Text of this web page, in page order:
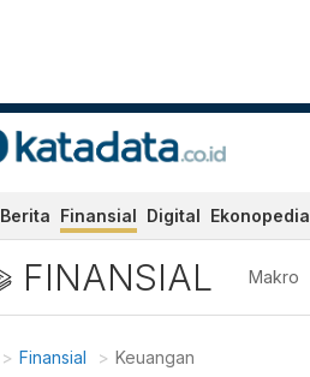
Berita Finansial Digital Ekonopedia
FINANSIAL Makro
Finansial Keuangan